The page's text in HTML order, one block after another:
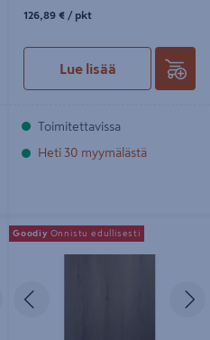
126,89€/pkt
126,89 € / pkt
Lue lisää
Toimitettavissa
Heti 30 myymälästä
Seuraava
Vinyylilankku Goodiy Fenix Kl33
Forest 7265IB 2,579m²
Goodiy Onnistu edullisesti